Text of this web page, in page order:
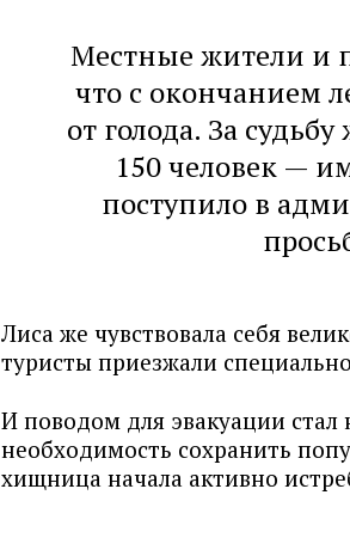
Местные жители и
что с окончанием
от голода. За
150 человек —
поступило в
Лиса же чувствовала себя
туристы приезжали
И поводом для эвакуации стал
необходимость сохранить
хищница начала активно